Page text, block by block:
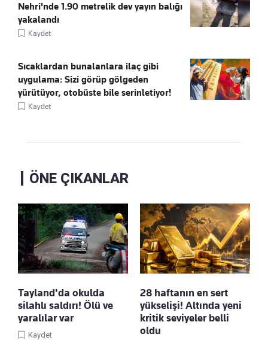
Nehri'nde 1.90 metrelik dev yayın balığı
yakalandı
Kaydet
Sıcaklardan bunalanlara ilaç gibi
uygulama: Sizi görüp gölgeden
yürütüyor, otobüste bile serinletiyor!
Kaydet
ÖNE ÇIKANLAR
Tayland'da okulda
silahlı saldırı! Ölü ve
yaralılar var
Kaydet
28 haftanın en sert
yükselişi! Altında yeni
kritik seviyeler belli
oldu